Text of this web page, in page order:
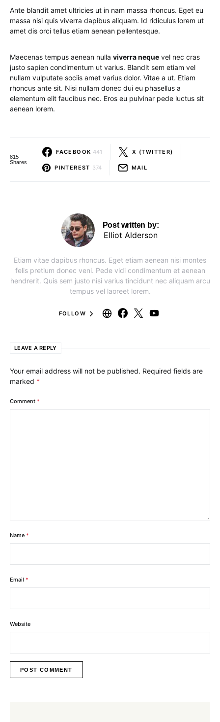
Ante blandit amet ultricies ut in nam massa rhoncus. Eget eu
massa nisi quis viverra dapibus aliquam. Id ridiculus lorem ut
amet dis orci tellus etiam aenean pellentesque.
Maecenas tempus aenean nulla viverra neque vel nec cras
justo sapien condimentum ut varius. Blandit sem etiam vel
nullam vulputate sociis amet varius dolor. Vitae a ut. Etiam
rhoncus ante sit. Nisi nullam donec dui eu phasellus a
elementum elit faucibus nec. Eros eu pulvinar pede luctus sit
aenean lorem.
815
Shares
FACEBOOK 441 X (TWITTER)
PINTEREST 374 MAIL
Post written by:
Elliot Alderson
Etiam vitae dapibus rhoncus. Eget etiam aenean nisi montes
felis pretium donec veni. Pede vidi condimentum et aenean
hendrerit. Quis sem justo nisi varius tincidunt nec aliquam arcu
tempus vel laoreet lorem.
FOLLOW
LEAVE A REPLY
Your email address will not be published. Required fields are
marked *
Comment *
Name *
Email *
Website